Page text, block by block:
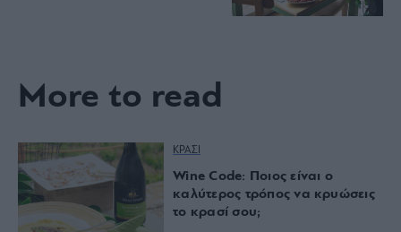
More to read
ΚΡΑΣΙ
Wine Code: Ποιος είναι ο
καλύτερος τρόπος να κρυώσεις
το κρασί σου;